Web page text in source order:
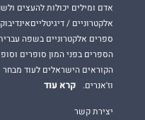
אדם ומילים יכולות להעצים
אלקטרוניים /
ספרים אלקטרוניים בשפה
הספרים בפני המון סופרים
הקוראים הישראלים לעוד
וז'אנרים.
קרא עוד
יצירת קשר